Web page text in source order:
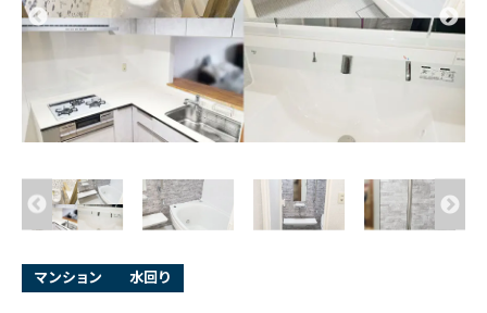
マンション 水回り